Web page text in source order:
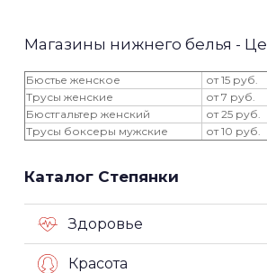
Магазины нижнего белья -
Бюстье женское
от 15 руб.
Трусы женские
от 7 руб.
Бюстгальтер женский
от 25 руб.
Трусы боксеры мужские
от 10 руб.
Каталог Степянки
Здоровье
Красота